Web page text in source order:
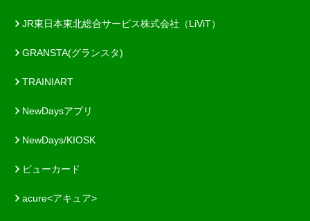
JR東日本東北総合サービス株式会社（LiViT）
GRANSTA(グランスタ)
TRAINIART
NewDaysアプリ
NewDays/KIOSK
ビューカード
acure<アキュア>